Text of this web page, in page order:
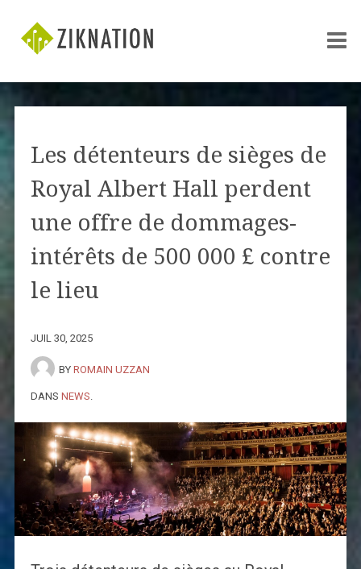
Les détenteurs de sièges de
Royal Albert Hall perdent
une offre de dommages-
intérêts de 500 000 £ contre
le lieu
JUIL 30, 2025
BY ROMAIN UZZAN
DANS NEWS